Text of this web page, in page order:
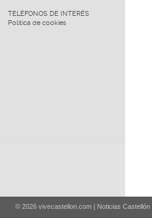
TELÉFONOS DE INTERÉS
Política de cookies
© 2026 vivecastellon.com | Noticias